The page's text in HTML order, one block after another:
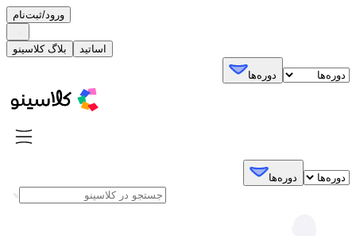
ورود/ثبت‌نام
بلاگ کلاسینو اساتید
دوره‌ها
دوره‌ها